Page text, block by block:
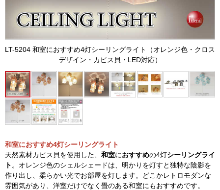
LT-5204 和室におすすめ4灯シーリングライト（オレンジ色・クロス
デザイン・カピス貝・LED対応）
和室におすすめ4灯シーリングライト
天然素材カピス貝を使用した、 和室におすすめの4灯シーリングライ
ト 。オレンジ色のシェルシェードは、明かりを灯すと独特な陰影を
作り出し、柔らかい光でお部屋を灯します。どこかレトロモダンな
雰囲気があり、洋室だけでなく畳のある和室にもおすすめです。